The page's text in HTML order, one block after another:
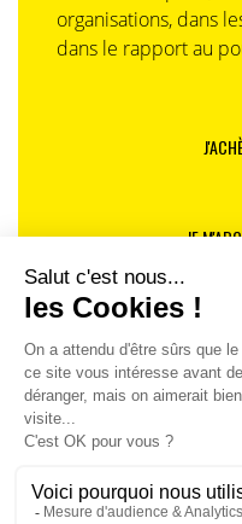
organisations, dans
dans le rapport au
JE
JE DÉCOUVRE
Je suis déjà